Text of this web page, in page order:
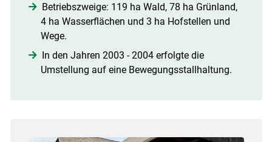
Betriebszweige: 119 ha Wald, 78 ha Grünland,
4 ha Wasserflächen und 3 ha Hofstellen und
Wege.
In den Jahren 2003 - 2004 erfolgte die
Umstellung auf eine Bewegungsstallhaltung.